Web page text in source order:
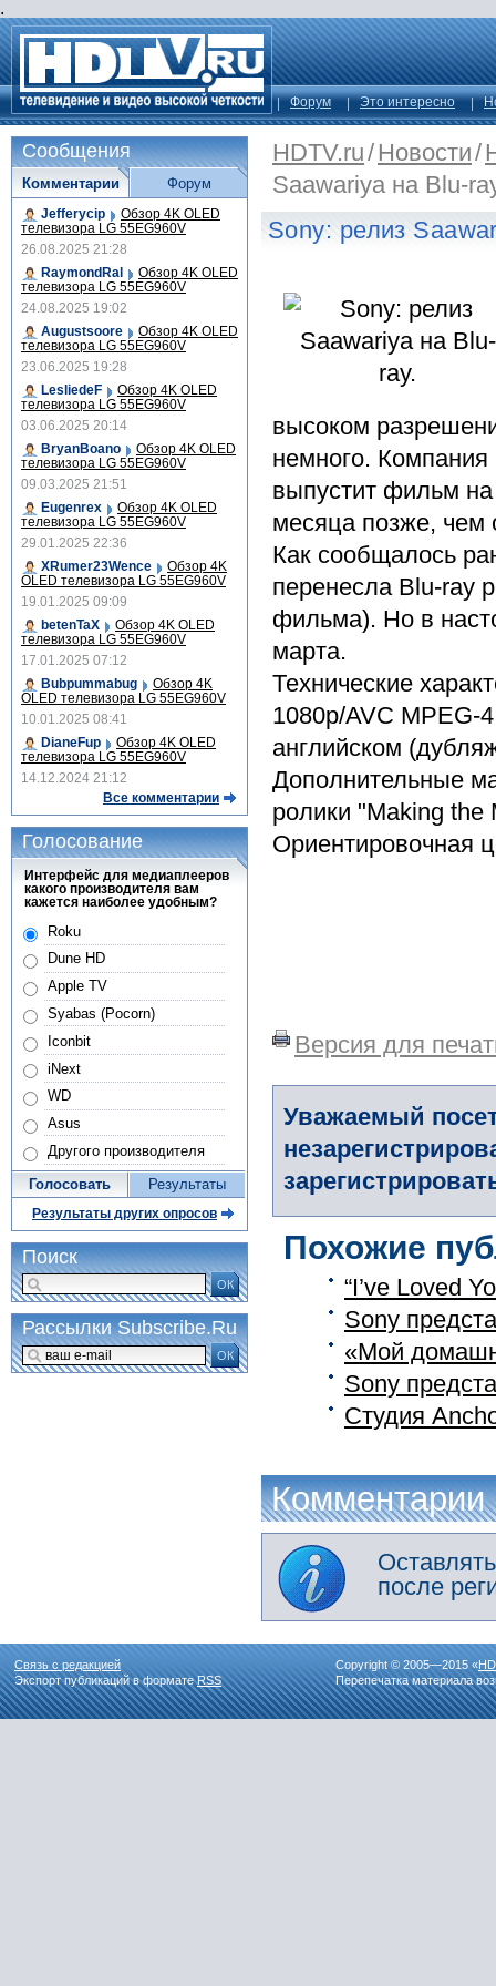
.
Форум Это интересно
HDTV.ru/Новости/
Saawariya на Blu-
Sony: релиз
высоком
немного.
выпустит фильм
месяца позже, чем
Как сообщалось
перенесла Blu-ray
фильма). Но в
марта.
Технические
1080p/AVC MPEG-
английском
Дополнительные
ролики "Making the
Ориентировочная
Версия для
Уважаемый
Похожие
“I’ve Loved
Sony
«Мой
Sony
Студия
Комментарии
после
Сообщения
Комментарии
Jefferycip Обзор 4K OLED
телевизора LG 55EG960V
26.08.2025 21:28
RaymondRal
Обзор 4K OLED
телевизора LG 55EG960V
24.08.2025 19:02
Augustsoore
Обзор 4K OLED
телевизора LG 55EG960V
23.06.2025 19:28
LesliedeF
Обзор 4K OLED
телевизора LG 55EG960V
03.06.2025 20:14
BryanBoano
Обзор 4K OLED
телевизора LG 55EG960V
09.03.2025 21:51
Eugenrex
Обзор 4K OLED
телевизора LG 55EG960V
29.01.2025 22:36
XRumer23Wence
Обзор 4K
OLED телевизора LG 55EG960V
19.01.2025 09:09
betenTaX
Обзор 4K OLED
телевизора LG 55EG960V
17.01.2025 07:12
Bubpummabug
Обзор 4K
OLED телевизора LG 55EG960V
10.01.2025 08:41
DianeFup
Обзор 4K OLED
телевизора LG 55EG960V
14.12.2024 21:12
Все комментарии
Форум
Голосование
Интерфейс для медиаплееров
какого производителя вам
кажется наиболее удобным?
Roku
Dune HD
Apple TV
Syabas (Pocorn)
Iconbit
iNext
WD
Asus
Другого производителя
Голосовать Результаты
Результаты других опросов
Поиск
ОК
Рассылки Subscribe.Ru
ОК
Связь с редакцией
Экспорт публикаций в форматеRSS
Copyright © 2005—2015 «
Перепечатка материала